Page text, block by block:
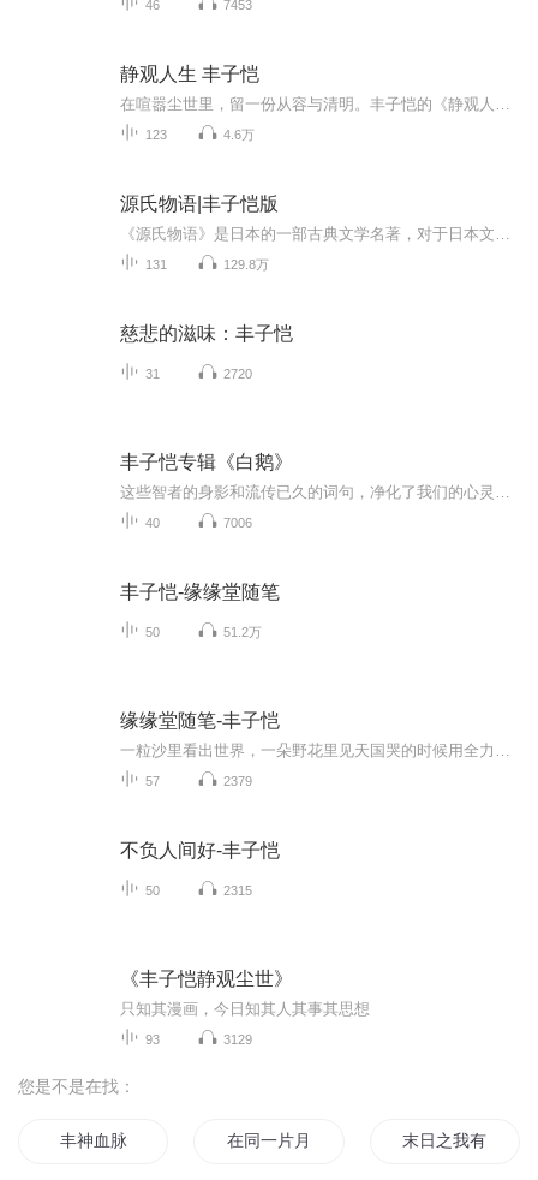
46 7453
静观人生 丰子恺
123 4.6万
源氏物语|丰子恺版
131 129.8万
慈悲的滋味：丰子恺
31 2720
丰子恺专辑《白鹅》
40 7006
丰子恺-缘缘堂随笔
50 51.2万
缘缘堂随笔-丰子恺
57 2379
不负人间好-丰子恺
50 2315
《丰子恺静观尘世》
只知其漫画，今日知其人其事其思想
93 3129
您是不是在找：
丰神血脉 在同一片月光下 末日之我有一片